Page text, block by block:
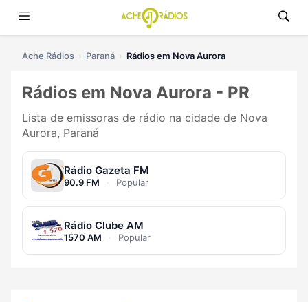
Ache Rádios Paraná Rádios em Nova Aurora
Rádios em Nova Aurora - PR
Lista de emissoras de rádio na cidade de Nova
Aurora, Paraná
Rádio Gazeta FM
90.9 FM · Popular
Rádio Clube AM
1570 AM · Popular